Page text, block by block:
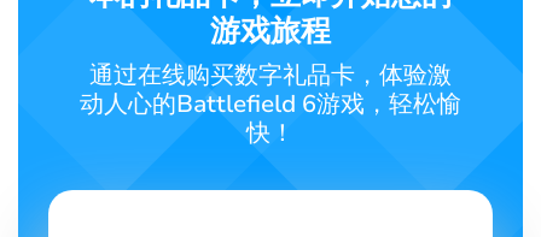
游戏旅程
通过在线购买数字礼品卡，体验激
动人心的Battlefield 6游戏，轻松愉
快！